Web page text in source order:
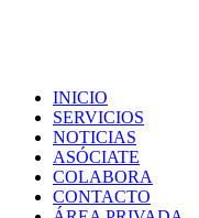
INICIO
SERVICIOS
NOTICIAS
ASÓCIATE
COLABORA
CONTACTO